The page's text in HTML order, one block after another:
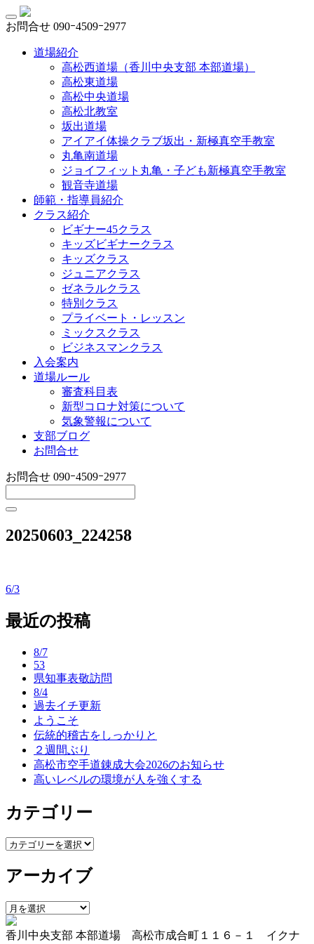
お問合せ 090ｰ4509ｰ2977
道場紹介
高松西道場（香川中央支部 本部道場）
高松東道場
高松中央道場
高松北教室
坂出道場
アイアイ体操クラブ坂出・新極真空手教室
丸亀南道場
ジョイフィット丸亀・子ども新極真空手教室
観音寺道場
師範・指導員紹介
クラス紹介
ビギナー45クラス
キッズビギナークラス
キッズクラス
ジュニアクラス
ゼネラルクラス
特別クラス
プライベート・レッスン
ミックスクラス
ビジネスマンクラス
入会案内
道場ルール
審査科目表
新型コロナ対策について
気象警報について
支部ブログ
お問合せ
お問合せ 090ｰ4509ｰ2977
20250603_224258
投
稿
6/3
最近の投稿
8/7
53
県知事表敬訪問
8/4
過去イチ更新
ようこそ
伝統的稽古をしっかりと
２週間ぶり
高松市空手道錬成大会2026のお知らせ
高いレベルの環境が人を強くする
カテゴリー
カ
ゴ
ー
アーカイブ
ア
ー
カ
香川中央支部 本部道場 高松市成合町１１６－１ イクナ